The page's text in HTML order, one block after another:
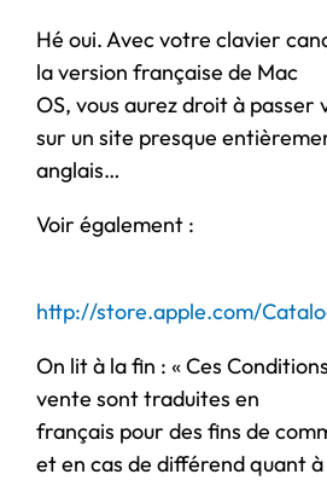
Hé oui. Avec votre clavier
la version française de Mac
OS, vous aurez droit à passer
sur un site presque
anglais…
Voir également :
http://store.apple.com/
On lit à la fin : « Ces
vente sont traduites en
français pour des fins de
et en cas de différend quant à